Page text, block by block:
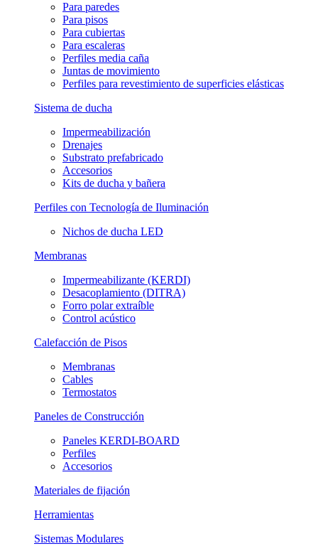
Para paredes
Para pisos
Para cubiertas
Para escaleras
Perfiles media caña
Juntas de movimiento
Perfiles para revestimiento de superficies elásticas
Sistema de ducha
Impermeabilización
Drenajes
Substrato prefabricado
Accesorios
Kits de ducha y bañera
Perfiles con Tecnología de Iluminación
Nichos de ducha LED
Membranas
Impermeabilizante (KERDI)
Desacoplamiento (DITRA)
Forro polar extraíble
Control acústico
Calefacción de Pisos
Membranas
Cables
Termostatos
Paneles de Construcción
Paneles KERDI-BOARD
Perfiles
Accesorios
Materiales de fijación
Herramientas
Sistemas Modulares